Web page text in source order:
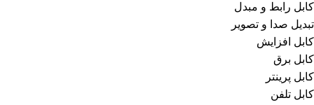
کابل رابط و مبدل
تبدیل صدا و تصویر
کابل افزایش
کابل برق
کابل پرینتر
کابل تلفن